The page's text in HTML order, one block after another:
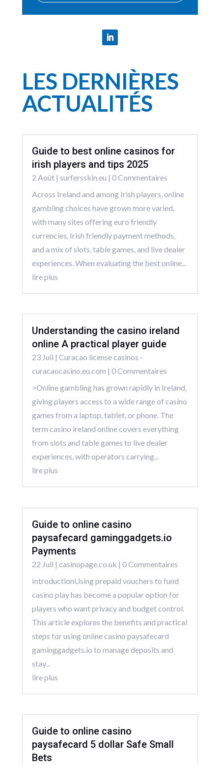
LES DERNIÈRES
ACTUALITÉS
Guide to best online casinos for
irish players and tips 2025
2 Août| surfersskin.eu | 0 Commentaires
Across Ireland and among Irish players, online
gambling choices have grown more varied,
with many sites offering euro friendly
currencies, Irish friendly payment methods,
and a mix of slots, table games, and live dealer
experiences. When evaluating the best online...
lire plus
Understanding the casino ireland
online A practical player guide
23 Juil | Curacao license casinos -
curacaocasino.eu.com | 0 Commentaires
>Online gambling has grown rapidly in Ireland,
giving players access to a wide range of casino
games from a laptop, tablet, or phone. The
term casino ireland online covers everything
from slots and table games to live dealer
experiences, with operators carrying...
lire plus
Guide to online casino
paysafecard gaminggadgets.io
Payments
22 Juil | casinopage.co.uk | 0 Commentaires
IntroductionUsing prepaid vouchers to fund
casino play has become a popular option for
players who want privacy and budget control.
This article explores the benefits and practical
steps for using online casino paysafecard
gaminggadgets.io to manage deposits and
stay...
lire plus
Guide to online casino
paysafecard 5 dollar Safe Small
Bets